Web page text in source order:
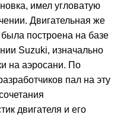
имел угловатую
Двигательная же
построена на базе
Suzuki, изначально
на аэросани. По
пал на эту
двигателя и его